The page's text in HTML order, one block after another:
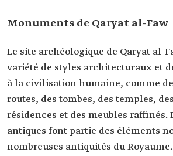
Monuments de Qaryat al-Faw
Le site archéologique de Qaryat al-
variété de styles architecturaux et
à la civilisation humaine, comme
routes, des tombes, des temples,
résidences et des meubles raffinés.
antiques font partie des éléments
nombreuses antiquités du